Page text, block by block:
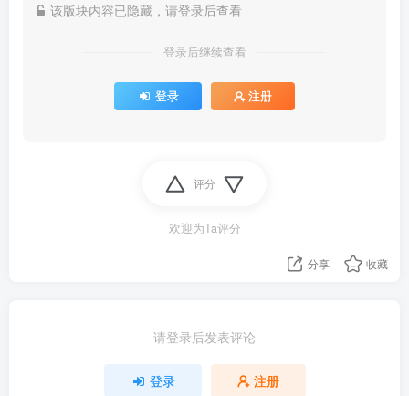
该版块内容已隐藏，请登录后查看
登录后继续查看
登录 注册
评分
欢迎为Ta评分
分享 收藏
请登录后发表评论
登录 注册